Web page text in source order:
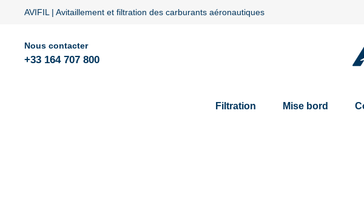
AVIFIL | Avitaillement et filtration des carburants aéronautiques
Nous contacter
+33 164 707 800
Filtration Mise bord